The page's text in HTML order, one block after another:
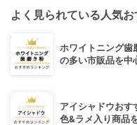
よく見られている人気
ホワイトニング歯
の多い市販品を中
アイシャドウおす
色&ラメ入り商品